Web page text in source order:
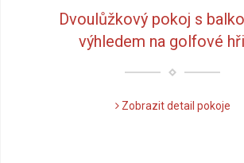
Dvoulůžkový pokoj s
výhledem na golfové
Zobrazit detail pokoje